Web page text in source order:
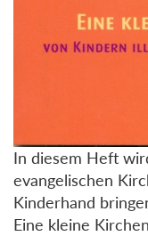
In diesem Heft
evangelischen
Kinderhand
Eine kleine